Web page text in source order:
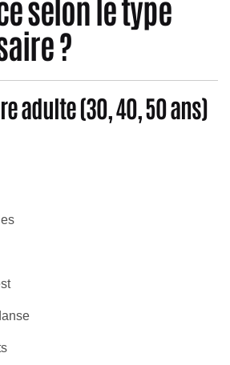
selon le type
?
adulte (30, 40, 50 ans)